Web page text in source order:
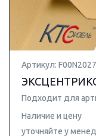
Артикул:
Подходит для
Наличие и цену
уточняйте у